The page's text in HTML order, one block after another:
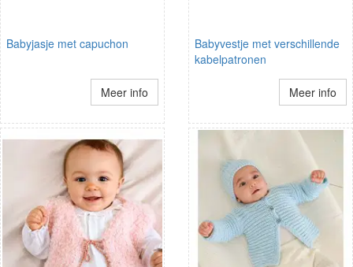
Babyjasje met capuchon
Meer info
Babyvestje met verschillende
kabelpatronen
Meer info